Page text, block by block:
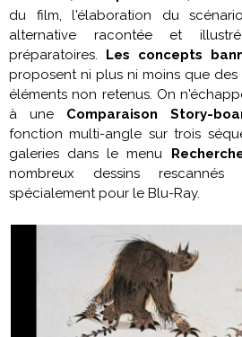
du film, l'élaboration du
alternative racontée et
préparatoires. Les concepts
proposent ni plus ni moins que
éléments non retenus. On
à une Comparaison Story-
fonction multi-angle sur trois
galeries dans le menu
nombreux dessins
spécialement pour le Blu-Ray.